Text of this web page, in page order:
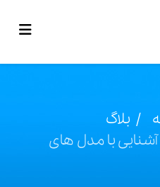
بلاگ
با مدل های